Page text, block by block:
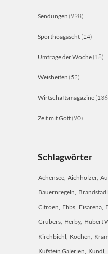
Sendungen (998)
Sporthoagascht (24)
Umfrage der Woche (18)
Weisheiten (52)
Wirtschaftsmagazine
Zeit mit Gott (90)
Schlagwörter
Achensee Aichholzer
Bauernregeln Brandstadl
Citroen Ebbs Eisarena
Grubers Herby Hubert
Kirchbichl Kochen
Kufstein Galerien Kundl